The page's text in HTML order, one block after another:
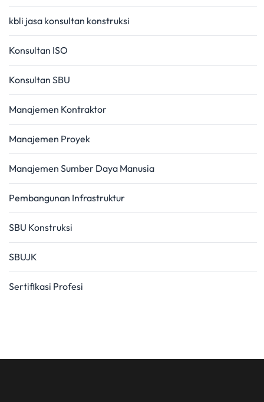
kbli jasa konsultan konstruksi
Konsultan ISO
Konsultan SBU
Manajemen Kontraktor
Manajemen Proyek
Manajemen Sumber Daya Manusia
Pembangunan Infrastruktur
SBU Konstruksi
SBUJK
Sertifikasi Profesi